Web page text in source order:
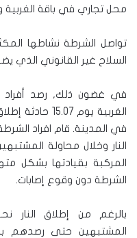
محل تجاري في باقة الغربية
تواصل الشرطة نشاطها
السلاح غير القانوني الذي يضر
في غضون ذلك, رصد
الغربية يوم
في المدينة. قام افراد
النار وخلال محاولة
المركبة بقيادتها بشكل
الشرطة دون وقوع إصابات.
بالرغم من إطلاق النار
المشتبهين حتى رصدهم